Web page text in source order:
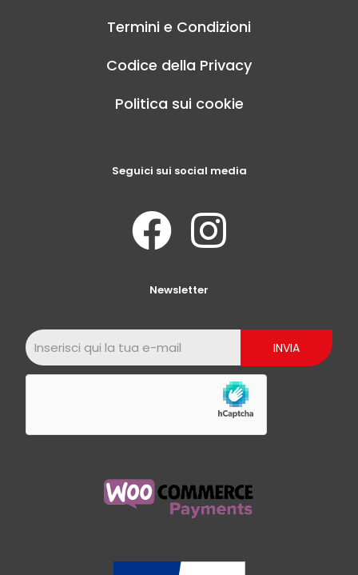
Termini e Condizioni
Codice della Privacy
Politica sui cookie
Seguici sui social media
Newsletter